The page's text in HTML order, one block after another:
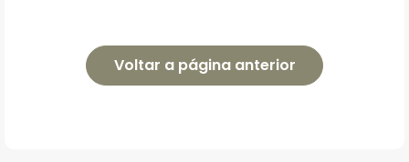
Voltar a página anterior